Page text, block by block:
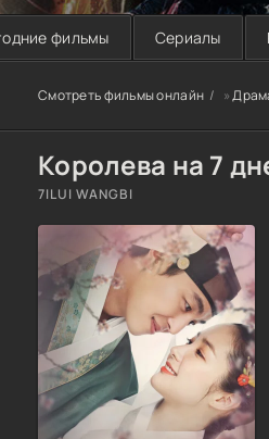
фильмы Сериалы
Смотреть фильмы онлайн »
Королева на 7
7ILUI WANGBI